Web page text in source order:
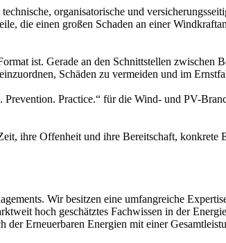
organisatorische und
die einen großen Schaden an einer
ist. Gerade an den Schnittstellen zwischen
Schäden zu vermeiden und im
Practice.“ für die Wind- und PV-
ihre Offenheit und ihre Bereitschaft, konkrete
Wir besitzen eine umfangreiche
hoch geschätztes Fachwissen in der
Erneuerbaren Energien mit einer